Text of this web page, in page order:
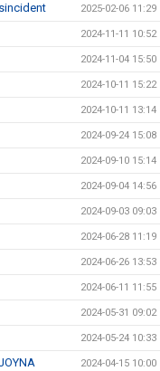
2025-02-06 11:29
2024-11-11 10:52
2024-11-04 15:50
2024-10-11 15:22
2024-10-11 13:14
2024-09-24 15:08
2024-09-10 15:14
2024-09-04 14:56
2024-09-03 09:03
2024-06-28 11:19
2024-06-26 13:53
2024-06-11 11:55
2024-05-31 09:02
2024-05-24 10:33
2024-04-15 10:00